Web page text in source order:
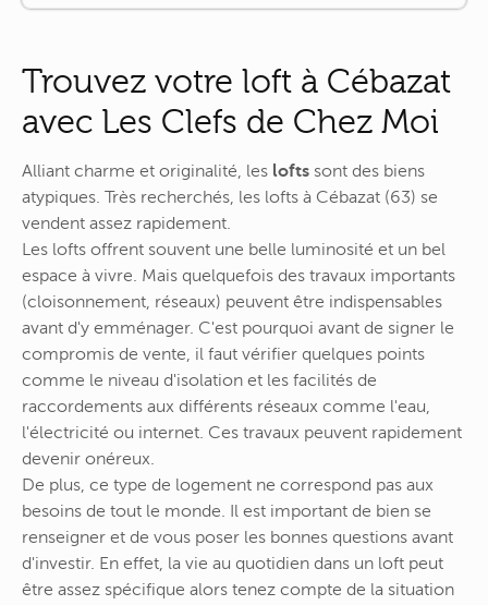
Trouvez votre loft à Cébazat
avec Les Clefs de Chez Moi
Alliant charme et originalité, les lofts sont des biens
atypiques. Très recherchés, les lofts à Cébazat (63) se
vendent assez rapidement.
Les lofts offrent souvent une belle luminosité et un bel
espace à vivre. Mais quelquefois des travaux importants
(cloisonnement, réseaux) peuvent être indispensables
avant d'y emménager. C'est pourquoi avant de signer le
compromis de vente, il faut vérifier quelques points
comme le niveau d'isolation et les facilités de
raccordements aux différents réseaux comme l'eau,
l'électricité ou internet. Ces travaux peuvent rapidement
devenir onéreux.
De plus, ce type de logement ne correspond pas aux
besoins de tout le monde. Il est important de bien se
renseigner et de vous poser les bonnes questions avant
d'investir. En effet, la vie au quotidien dans un loft peut
être assez spécifique alors tenez compte de la situation